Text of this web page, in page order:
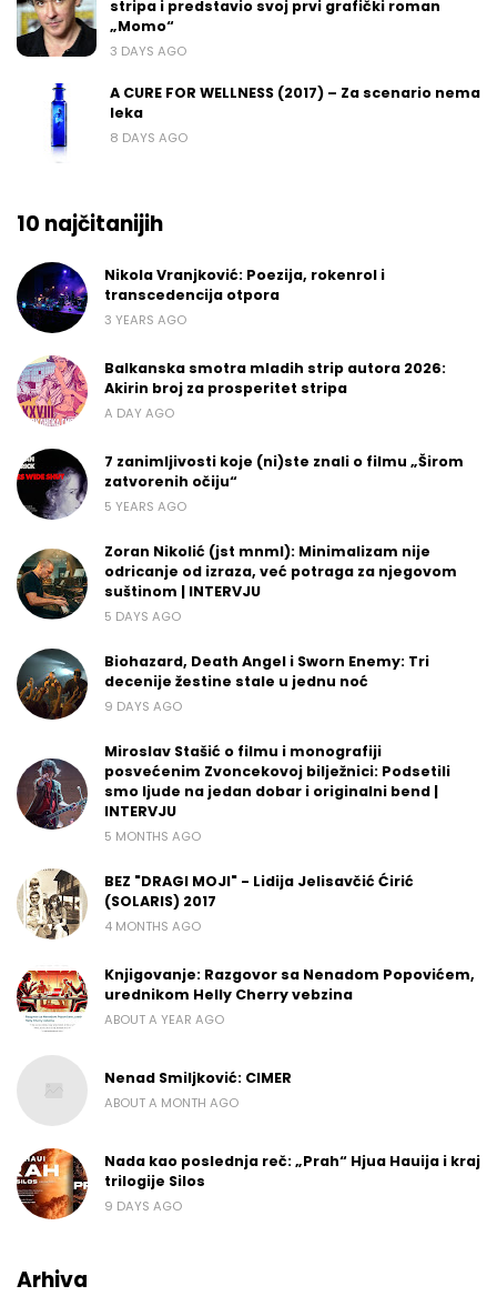
stripa i predstavio svoj prvi grafički roman
„Momo“
3 DAYS AGO
A CURE FOR WELLNESS (2017) – Za scenario nema
leka
8 DAYS AGO
10 najčitanijih
Nikola Vranjković: Poezija, rokenrol i
transcedencija otpora
3 YEARS AGO
Balkanska smotra mladih strip autora 2026:
Akirin broj za prosperitet stripa
A DAY AGO
7 zanimljivosti koje (ni)ste znali o filmu „Širom
zatvorenih očiju“
5 YEARS AGO
Zoran Nikolić (jst mnml): Minimalizam nije
odricanje od izraza, već potraga za njegovom
suštinom | INTERVJU
5 DAYS AGO
Biohazard, Death Angel i Sworn Enemy: Tri
decenije žestine stale u jednu noć
9 DAYS AGO
Miroslav Stašić o filmu i monografiji
posvećenim Zvoncekovoj bilježnici: Podsetili
smo ljude na jedan dobar i originalni bend |
INTERVJU
5 MONTHS AGO
BEZ "DRAGI MOJI" - Lidija Jelisavčić Ćirić
(SOLARIS) 2017
4 MONTHS AGO
Knjigovanje: Razgovor sa Nenadom Popovićem,
urednikom Helly Cherry vebzina
ABOUT A YEAR AGO
Nenad Smiljković: CIMER
ABOUT A MONTH AGO
Nada kao poslednja reč: „Prah“ Hjua Hauija i kraj
trilogije Silos
9 DAYS AGO
Arhiva